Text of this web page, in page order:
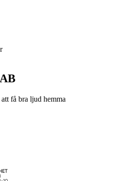
få bra ljud hemma